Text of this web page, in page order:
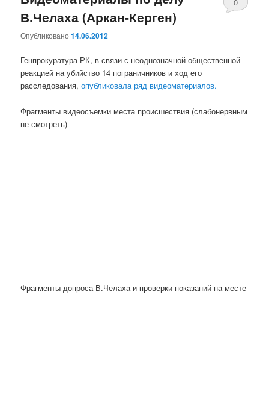
В.Челаха (Аркан-Керген)
Опубликовано14.06.2012
0
Генпрокуратура РК, в связи с неоднозначной общественной
реакцией на убийство 14 пограничников и ход его
расследования, опубликовала ряд видеоматериалов.
Фрагменты видеосъемки места происшествия (слабонервным
не смотреть)
Фрагменты допроса В.Челаха и проверки показаний на месте